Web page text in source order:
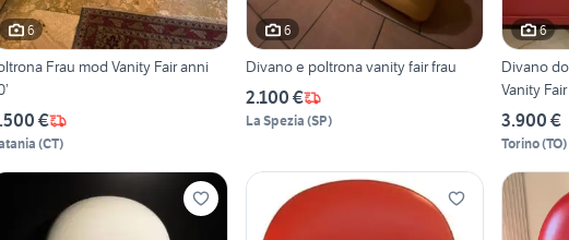
6
Frau mod Vanity Fair anni
€
(CT)
6
Divano e poltrona vanity fair frau
2.100 €
La Spezia (SP)
6
Divano
Vanity Fair
3.900 €
Torino(TO)